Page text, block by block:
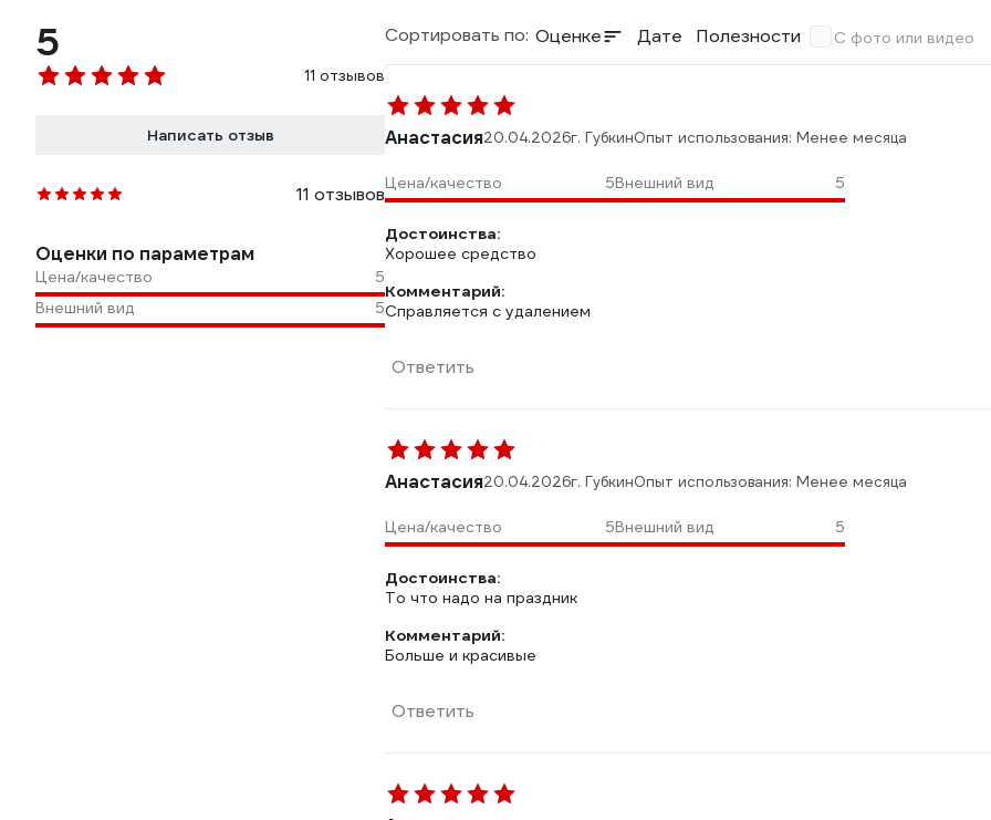
5
11 отзывов
Написать отзыв
11 отзывов
Оценки по параметрам
Цена/качество
5
Внешний вид
5
Сортировать по: Оценке Дате Полезности С фото или видео
Анастасия20.04.2026г. ГубкинОпыт использования: Менее месяца
Цена/качество 5Внешний вид 5
Достоинства:
Хорошее средство
Комментарий:
Справляется с удалением
Ответить
Анастасия20.04.2026г. ГубкинОпыт использования: Менее месяца
Цена/качество 5Внешний вид 5
Достоинства:
То что надо на праздник
Комментарий:
Больше и красивые
Ответить